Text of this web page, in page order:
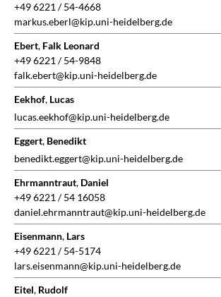
+49 6221 / 54-4668
markus.eberl@kip.uni-heidelberg.de
Ebert, Falk Leonard
+49 6221 / 54-9848
falk.ebert@kip.uni-heidelberg.de
Eekhof, Lucas
lucas.eekhof@kip.uni-heidelberg.de
Eggert, Benedikt
benedikt.eggert@kip.uni-heidelberg.de
Ehrmanntraut, Daniel
+49 6221 / 54 16058
daniel.ehrmanntraut@kip.uni-heidelberg.de
Eisenmann, Lars
+49 6221 / 54-5174
lars.eisenmann@kip.uni-heidelberg.de
Eitel, Rudolf